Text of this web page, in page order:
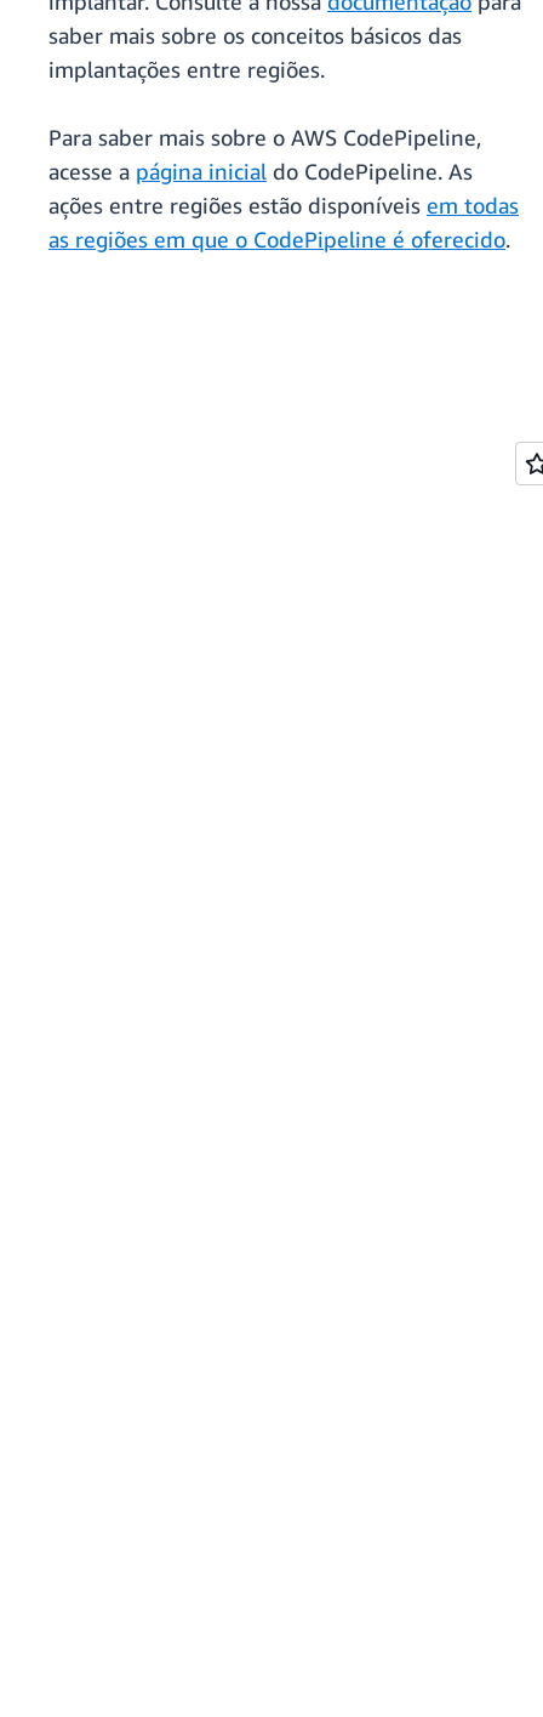
saber mais sobre os conceitos básicos das
implantações entre regiões.
Para saber mais sobre o AWS CodePipeline,
acesse a página inicial do CodePipeline. As
ações entre regiões estão disponíveis em todas
as regiões em que o CodePipeline é oferecido.